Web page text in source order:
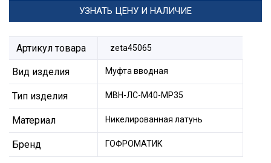
УЗНАТЬ ЦЕНУ И НАЛИЧИЕ
Артикул товара zeta45065
Вид изделия Муфта вводная
Тип изделия МВН-ЛС-М40-МР35
Материал Никелированная латунь
Бренд ГОФРОМАТИК